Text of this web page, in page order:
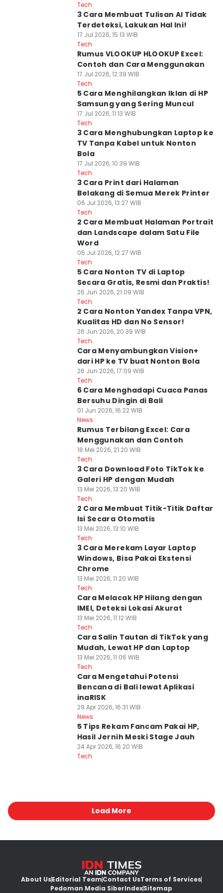
Tech
3 Cara Membuat Tulisan AI Tidak
Terdeteksi, Lakukan Hal Ini!
17 Jul 2026, 15:13 WIB
Tech
Rumus VLOOKUP HLOOKUP Excel:
Contoh dan Cara Menggunakan
17 Jul 2026, 12:39 WIB
Tech
5 Cara Menghilangkan Iklan di HP
Samsung yang Sering Muncul
17 Jul 2026, 11:13 WIB
Tech
3 Cara Menghubungkan Laptop ke
TV Tanpa Kabel untuk Nonton
Bola
17 Jul 2026, 10:39 WIB
Tech
3 Cara Print dari Halaman
Belakang di Semua Merek Printer
06 Jul 2026, 13:27 WIB
Tech
2 Cara Membuat Halaman Portrait
dan Landscape dalam Satu File
Word
06 Jul 2026, 12:27 WIB
Tech
5 Cara Nonton TV di Laptop
Secara Gratis, Resmi dan Praktis!
26 Jun 2026, 21:09 WIB
Tech
2 Cara Nonton Yandex Tanpa VPN,
Kualitas HD dan No Sensor!
26 Jun 2026, 20:39 WIB
Tech
Cara Menyambungkan Vision+
dari HP ke TV buat Nonton Bola
26 Jun 2026, 17:09 WIB
Tech
6 Cara Menghadapi Cuaca Panas
Bersuhu Dingin di Bali
01 Jun 2026, 16:22 WIB
News
Rumus Terbilang Excel: Cara
Menggunakan dan Contoh
18 Mei 2026, 21:20 WIB
Tech
3 Cara Download Foto TikTok ke
Galeri HP dengan Mudah
13 Mei 2026, 13:20 WIB
Tech
2 Cara Membuat Titik-Titik Daftar
Isi Secara Otomatis
13 Mei 2026, 13:10 WIB
Tech
3 Cara Merekam Layar Laptop
Windows, Bisa Pakai Ekstensi
Chrome
13 Mei 2026, 11:20 WIB
Tech
Cara Melacak HP Hilang dengan
IMEI, Deteksi Lokasi Akurat
13 Mei 2026, 11:12 WIB
Tech
Cara Salin Tautan di TikTok yang
Mudah, Lewat HP dan Laptop
13 Mei 2026, 11:06 WIB
Tech
Cara Mengetahui Potensi
Bencana di Bali lewat Aplikasi
inaRISK
29 Apr 2026, 16:31 WIB
News
5 Tips Rekam Fancam Pakai HP,
Hasil Jernih Meski Stage Jauh
24 Apr 2026, 16:20 WIB
Tech
Load More
About UsEditorial TeamContact UsTerms of Services
Pedoman Media SiberIndexSitemap